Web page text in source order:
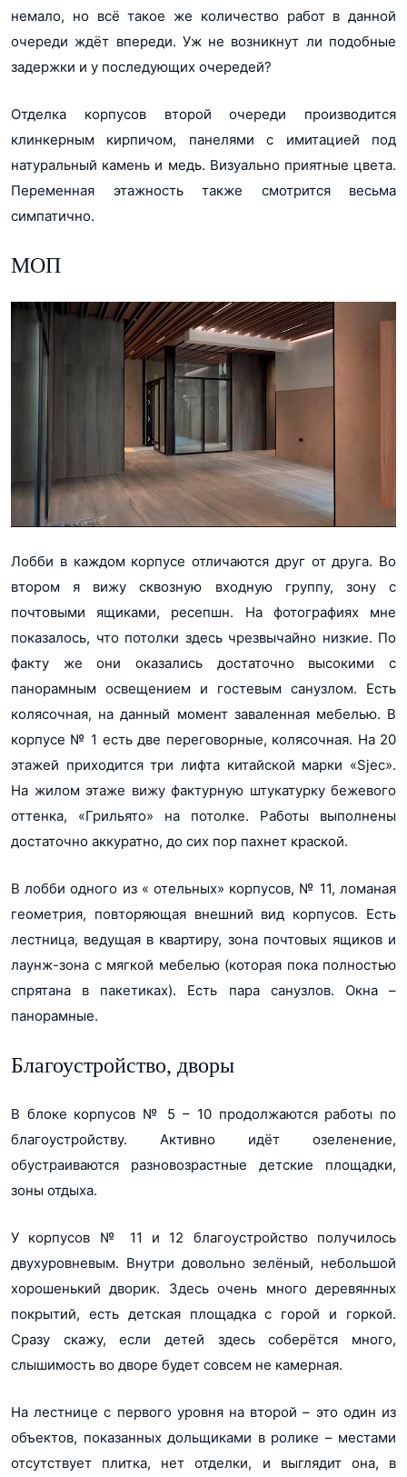
немало, но всё такое же количество работ в данной
очереди ждёт впереди. Уж не возникнут ли подобные
задержки и у последующих очередей?
Отделка корпусов второй очереди производится
клинкерным кирпичом, панелями с имитацией под
натуральный камень и медь. Визуально приятные цвета.
Переменная этажность также смотрится весьма
симпатично.
МОП
Лобби в каждом корпусе отличаются друг от друга. Во
втором я вижу сквозную входную группу, зону с
почтовыми ящиками, ресепшн. На фотографиях мне
показалось, что потолки здесь чрезвычайно низкие. По
факту же они оказались достаточно высокими с
панорамным освещением и гостевым санузлом. Есть
колясочная, на данный момент заваленная мебелью. В
корпусе № 1 есть две переговорные, колясочная. На 20
этажей приходится три лифта китайской марки «Sjec».
На жилом этаже вижу фактурную штукатурку бежевого
оттенка, «Грильято» на потолке. Работы выполнены
достаточно аккуратно, до сих пор пахнет краской.
В лобби одного из « отельных» корпусов, № 11, ломаная
геометрия, повторяющая внешний вид корпусов. Есть
лестница, ведущая в квартиру, зона почтовых ящиков и
лаунж-зона с мягкой мебелью (которая пока полностью
спрятана в пакетиках). Есть пара санузлов. Окна –
панорамные.
Благоустройство, дворы
В блоке корпусов № 5 – 10 продолжаются работы по
благоустройству. Активно идёт озеленение,
обустраиваются разновозрастные детские площадки,
зоны отдыха.
У корпусов № 11 и 12 благоустройство получилось
двухуровневым. Внутри довольно зелёный, небольшой
хорошенький дворик. Здесь очень много деревянных
покрытий, есть детская площадка с горой и горкой.
Сразу скажу, если детей здесь соберётся много,
слышимость во дворе будет совсем не камерная.
На лестнице с первого уровня на второй – это один из
объектов, показанных дольщиками в ролике – местами
отсутствует плитка, нет отделки, и выглядит она, в